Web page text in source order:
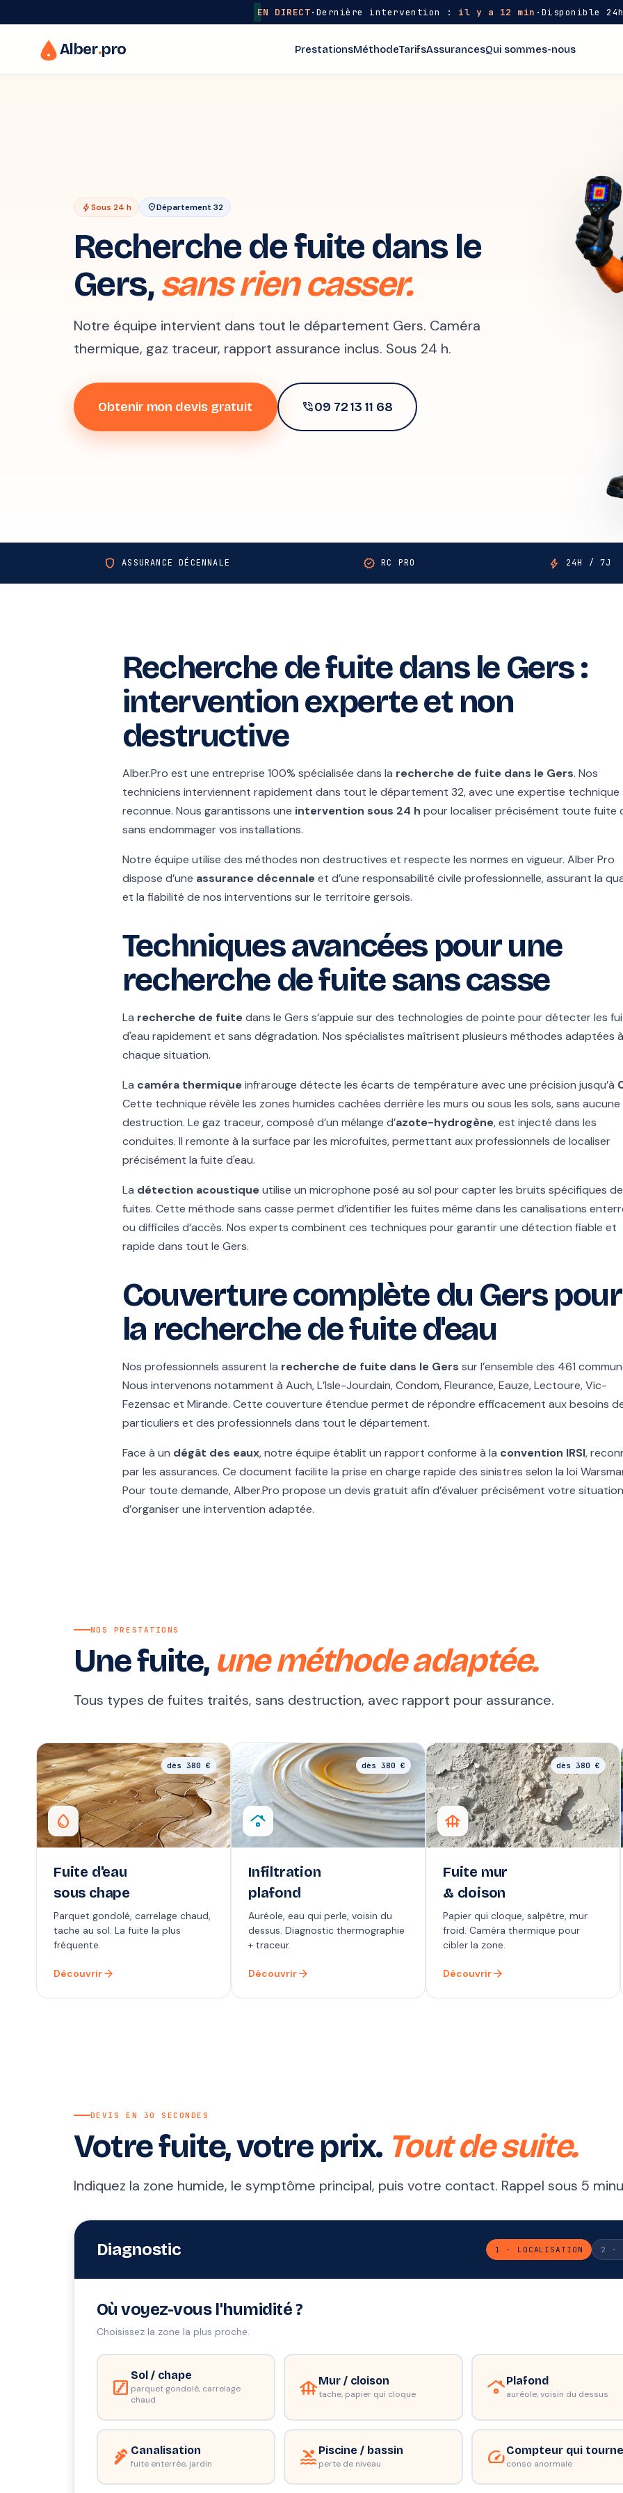
EN DIRECT· Dernière intervention : il y a 12 min · Disponible
Alber.pro PrestationsMéthodeTarifsAssurancesQui sommes-nous
boltSous 24 h location_onDépartement 32
Recherche de fuite dans le
Gers,sans rien casser.
Notre équipe intervient dans tout le département Gers. Caméra
thermique, gaz traceur, rapport assurance inclus. Sous 24 h.
Obtenir mon devis gratuit phone_in_talk09 72 13 11 68
shield ASSURANCE DÉCENNALE verified RC PRO bolt 24H / 7J
Recherche de fuite dans le Gers :
intervention experte et non
destructive
Alber.Pro est une entreprise 100% spécialisée dans la recherche de fuite dans le Gers. Nos
techniciens interviennent rapidement dans tout le département 32, avec une expertise technique
reconnue. Nous garantissons une intervention sous 24 h pour localiser précisément toute fuite
sans endommager vos installations.
Notre équipe utilise des méthodes non destructives et respecte les normes en vigueur. Alber Pro
dispose d’une assurance décennaleet d’une responsabilité civile professionnelle, assurant la
et la fiabilité de nos interventions sur le territoire gersois.
Techniques avancées pour une
recherche de fuite sans casse
La recherche de fuitedans le Gers s’appuie sur des technologies de pointe pour détecter les
d'eau rapidement et sans dégradation. Nos spécialistes maîtrisent plusieurs méthodes adaptées à
chaque situation.
La caméra thermiqueinfrarouge détecte les écarts de température avec une précision jusqu’à
Cette technique révèle les zones humides cachées derrière les murs ou sous les sols, sans aucune
destruction. Le gaz traceur, composé d’un mélange d’azote-hydrogène, est injecté dans les
conduites. Il remonte à la surface par les microfuites, permettant aux professionnels de localiser
précisément la fuite d'eau.
La détection acoustiqueutilise un microphone posé au sol pour capter les bruits spécifiques
fuites. Cette méthode sans casse permet d’identifier les fuites même dans les canalisations
ou difficiles d’accès. Nos experts combinent ces techniques pour garantir une détection fiable et
rapide dans tout le Gers.
Couverture complète du Gers pour
la recherche de fuite d'eau
Nos professionnels assurent la recherche de fuite dans le Gers sur l’ensemble des 461
Nous intervenons notamment à Auch, L’Isle-Jourdain, Condom, Fleurance, Eauze, Lectoure, Vic-
Fezensac et Mirande. Cette couverture étendue permet de répondre efficacement aux besoins
particuliers et des professionnels dans tout le département.
Face à un dégât des eaux, notre équipe établit un rapport conforme à la convention IRSI,
par les assurances. Ce document facilite la prise en charge rapide des sinistres selon la loi
Pour toute demande, Alber.Pro propose un devis gratuit afin d’évaluer précisément votre
d’organiser une intervention adaptée.
NOS PRESTATIONS
Une fuite, une méthode adaptée.
Tous types de fuites traités, sans destruction, avec rapport pour assurance.
water_drop
dès 380 €
Fuite d'eau
sous chape
Parquet gondolé, carrelage chaud,
tache au sol. La fuite la plus
fréquente.
Découvrirarrow_forward
roofing
dès 380 €
Infiltration
plafond
Auréole, eau qui perle, voisin du
dessus. Diagnostic thermographie
+ traceur.
Découvrirarrow_forward
foundation
dès 380 €
Fuite mur
& cloison
Papier qui cloque, salpêtre, mur
froid. Caméra thermique pour
cibler la zone.
Découvrirarrow_forward
DEVIS EN 30 SECONDES
Votre fuite, votre prix. Tout de suite.
Indiquez la zone humide, le symptôme principal, puis votre contact. Rappel sous 5
Diagnostic 1 · LOCALISATION 2 ·
Où voyez-vous l'humidité ?
Choisissez la zone la plus proche.
stairs Sol / chape
parquet gondolé, carrelage
chaud
foundationMur / cloison
tache, papier qui cloque roofingPlafond
auréole, voisin du dessus
plumbingCanalisation
fuite enterrée, jardin pool Piscine / bassin
perte de niveau speedCompteur qui tourne
conso anormale